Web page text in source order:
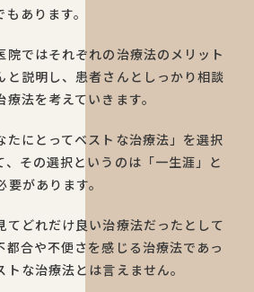
あります。
院ではそれぞれの治療法のメリット
と説明し、患者さんとしっかり相談
法を考えていきます。
たにとってベストな治療法」を選択
その選択というのは「一生涯」と
があります。
てどれだけ良い治療法だったとして
都合や不便さを感じる治療法であっ
な治療法とは言えません。